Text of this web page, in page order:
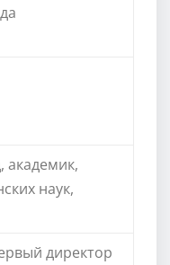
академик,
наук,
директор